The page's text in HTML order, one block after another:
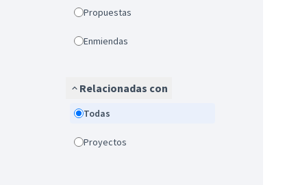
Propuestas
Enmiendas
Relacionadas con
Todas
Proyectos